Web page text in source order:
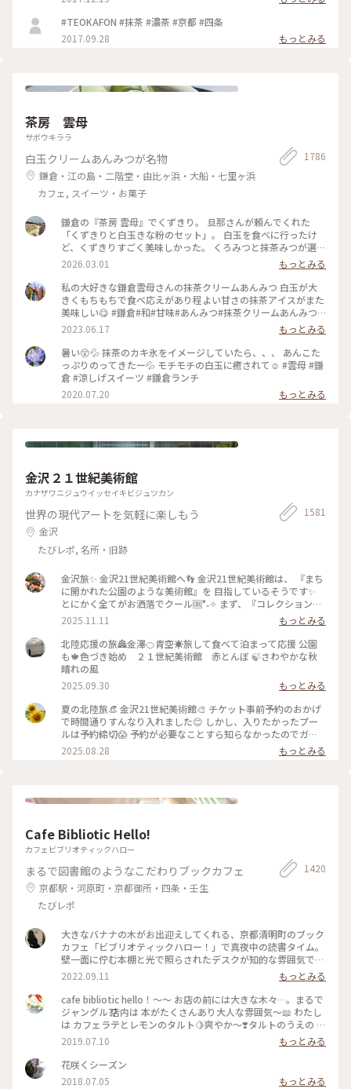
#TEOKAFON #抹茶 #濃茶 #京都 #四条
2017.09.28
もっとみる
茶房 雲母
サボウキララ
白玉クリームあんみつが名物
鎌倉・江の島・二階堂・由比ヶ浜・大船・七里ヶ浜
カフェ, スイーツ・お菓子
1786
鎌倉の『茶房 雲母』でくずきり。 旦那さんが頼んでくれた
「くずきりと白玉きな粉のセット」。 白玉を食べに行ったけ
ど、くずきりすごく美味しかった。 くろみつと抹茶みつが選べ
ます。 1時間待ちを想定して行ったら、30分も待たずに入れ
た。 梅の見える特等席。 けど、席についてから出てくるまで
30分弱かかったので、だいたい1時間。 1時間くらいなら、並
んでも食べたいクオリティ。 #神奈川#鎌倉#茶房雲母#白玉#お
もちずき#Ayuのおやつ#はじめての鎌倉
2026.03.01
もっとみる
私の大好きな鎌倉雲母さんの抹茶クリームあんみつ 白玉が大
きくもちもちで食べ応えがあり程よい甘さの抹茶アイスがまた
美味しい😋 #鎌倉#和#甘味#あんみつ#抹茶クリームあんみつ#
雲母
2023.06.17
もっとみる
暑い😵💦 抹茶のカキ氷をイメージしていたら、、、 あんこた
っぷりのってきたー💦 モチモチの白玉に癒されて☺️ #雲母 #鎌
倉 #涼しげスイーツ #鎌倉ランチ
2020.07.20
もっとみる
金沢２１世紀美術館
カナザワニジュウイッセイキビジュツカン
世界の現代アートを気軽に楽しもう
金沢
たびレポ, 名所・旧跡
1581
金沢旅✨ 金沢21世紀美術館へ👣 金沢21世紀美術館は、 『まち
に開かれた公園のような美術館』を 目指しているそうです✨
とにかく全てがお洒落でクール🆒°˖✧ まず、『コレクション展
2 文字の可能性』を鑑賞。 現代アート作品における「文字」
の表現に 焦点を当てて、文字が持つ可能性を 絵画、版画、
書、陶芸、映像など 様々な形式の作品を通して探求していま
す。 文字に関して多角的な視点から見た作品の数々、 こうい
う見方もあるんだ！と とても興味深かったです✨ また、
『SIDE CORE Living road, Living space / 生きている道、生き
るための場所』も鑑賞。 これは、アートチームSIDE COREの
展覧会で、 「道」や「移動」をテーマに、 ストリートカルチ
ャーの視点から 「異なる場所をつなぐ表現」、 「生きるため
の場所」を 美術館の中に創出することを目指しているそう✨
様々な角度から道や移動を見ている作品、 一体感もあってと
っても面白かったです！ 一日中いても楽しめる とっても素敵
所』 2025年10月18日(土) - 2026年3月15日(日) #金沢21世紀
#SIDECORELivingroadLivingspace/生きている道生きるため
の場所 #ことりっぷと一緒 #金沢 #金沢旅
2025.11.11
もっとみる
北陸応援の旅🏯金澤🍊青空☀️旅して食べて泊まって応援 公園
も🍁色づき始め ２１世紀美術館 赤とんぼ 🍃さわやかな秋
晴れの風
2025.09.30
もっとみる
夏の北陸旅👒 金沢21世紀美術館🎨‎ チケット事前予約のおかげ
で時間通りすんなり入れました😊 しかし、入りたかったプー
ルは予約締切😱 予約が必要なことすら知らなかったのでガッ
カリ💧 そうですよね、人気の美術館ですものね… そして雨の
ため、屋外でプールを上から覗くのも中止になっていました💧
み、上から覗くプールが見られるようになり急いで見学！ も
わいいラビットチェアや、憧れのアルネ・ヤコブセンデザイン
のアントチェアやスワンチェアに座れたのも満足✨ 女子トイレ
世紀美術館 #美術館 #金沢 #石川 #アートな景色
2025.08.28 もっとみる
Cafe Bibliotic Hello!
カフェビブリオティックハロー
まるで図書館のようなこだわりブックカフェ
京都駅・河原町・京都御所・四条・壬生
たびレポ
1420
大きなバナナの木がお出迎えしてくれる、京都清明町のブック
カフェ「ビブリオティックハロー！」で真夜中の読書タイム。
壁一面に佇む本棚と光で照らされたデスクが知的な雰囲気で、
これぞ大人カフェでした。2階に貫けている本棚を見に行く
と、ちょっとスケスケの渡り廊下でスリリング。スイーツもド
リンクも美味しくて、夜遅くまでやっているのも嬉しくて。。
これは出張の度に立ち寄りそうです。築150年以上の町屋をリ
ノベしたというところも見応えあり。観光というよりも、ロー
カルに寄り添っているようで温かい空気も感じました。 #私の
ことりっぷ2022 #Myことりっぷ #京都カフェ #ブックカフ
ェ #読書 #ガトーショコラ #コーヒー
2022.09.11
もっとみる
cafe bibliotic hello！〜〜 お店の前には大きな木々…。まるで
ジャングル⁇ 店内は 本がたくさんあり大人な雰囲気〜📖 わたし
は カフェラテとレモンのタルト🍋爽やか〜❣️タルトのうえの レ
モンのドライフルーツがめちゃくちゃ美味しい❣️ カフェの横で
は パンも販売してます。こちらも魅力的でしたが またの機会
に〜 #京都#カフェ#レモンタルト
2019.07.10
もっとみる
花咲くシーズン
2018.07.05
もっとみる